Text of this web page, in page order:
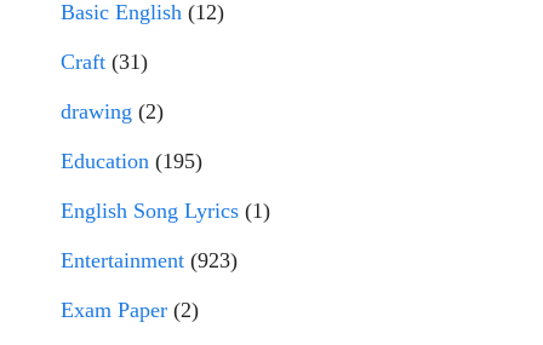
Basic English (12)
Craft (31)
drawing (2)
Education (195)
English Song Lyrics (1)
Entertainment (923)
Exam Paper (2)